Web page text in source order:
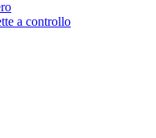
a controllo